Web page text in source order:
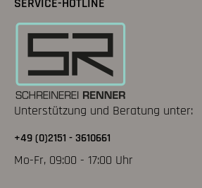
Unterstützung und Beratung unter:
+49 (0)2151 - 3610661
Mo-Fr, 09:00 - 17:00 Uhr